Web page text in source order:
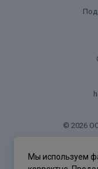
© 2026
Мы используем